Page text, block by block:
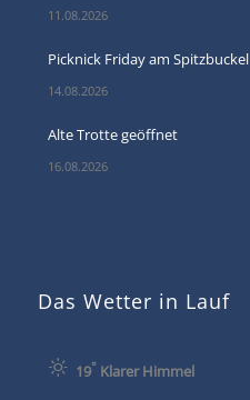
11.08.2026
Picknick Friday am Spitzbuckel
14.08.2026
Alte Trotte geöffnet
16.08.2026
Das Wetter in Lauf
19° Klarer Himmel